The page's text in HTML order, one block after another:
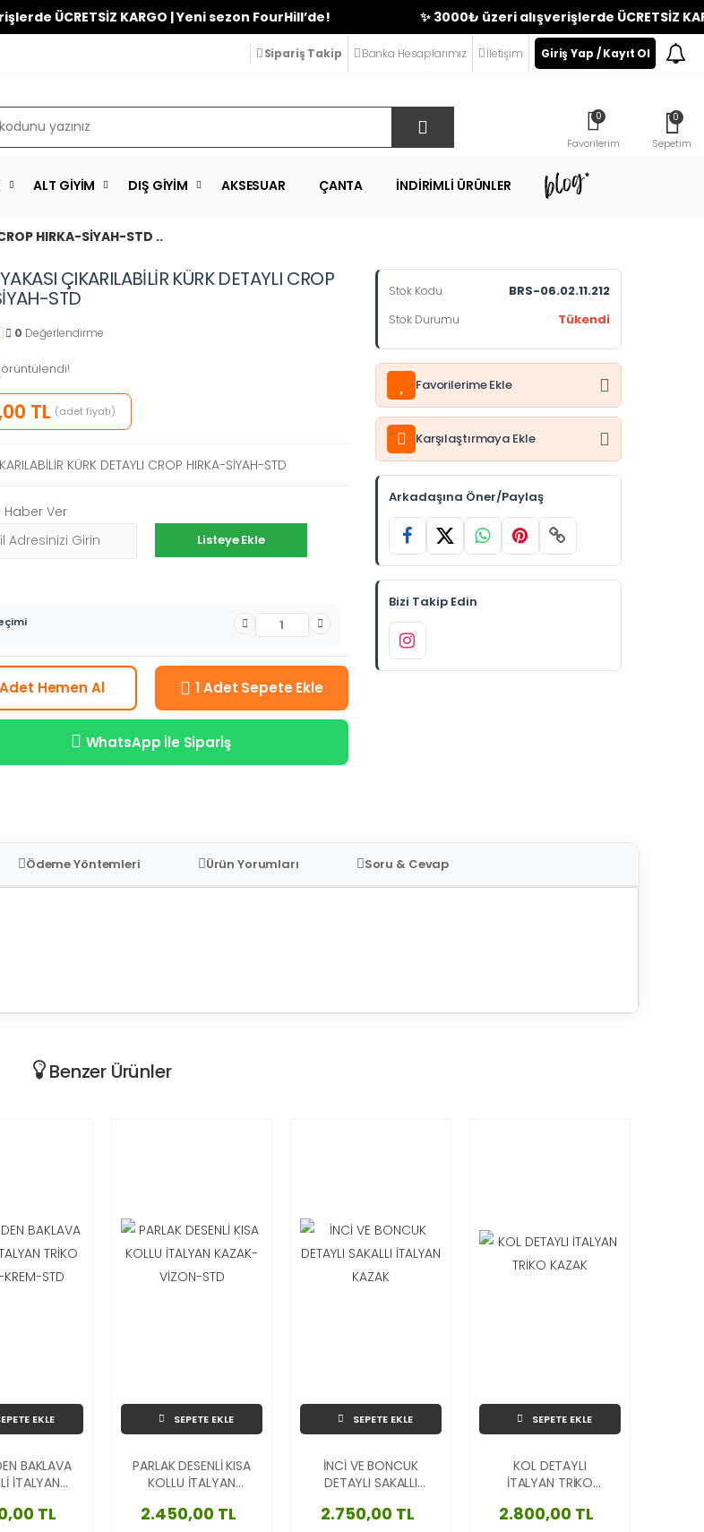
ÜCRETSİZ KARGO | Yeni sezon FourHill’de!
✨ 3000₺ üzeri alışverişlerde ÜCRETSİZ KARGO
Sipariş Takip Banka Hesaplarımız İletişim Giriş Yap / Kayıt Ol
0
Favorilerim
0
Sepetim
ALT GIYIM DIŞ GIYIM AKSESUAR ÇANTA İNDIRIMLI ÜRÜNLER
HIRKA-SİYAH-STD ..
YAKASI ÇIKARILABİLİR KÜRK DETAYLI CROP
STD
0 Değerlendirme
TL (adet fiyatı)
KÜRK DETAYLI CROP HIRKA-SİYAH-STD
Haber Ver
Listeye Ekle
Adet Hemen Al 1 Adet Sepete Ekle
WhatsApp İle Sipariş
Stok Kodu BRS-06.02.11.212
Stok Durumu Tükendi
Favorilerime Ekle
Karşılaştırmaya Ekle
Arkadaşına Öner/Paylaş
Bizi Takip Edin
Ödeme Yöntemleri Ürün Yorumları Soru & Cevap
Benzer Ürünler
EKLE
BAKLAVA
İTALYAN
STD
TL
SEPETE EKLE
PARLAK DESENLİ KISA
KOLLU İTALYAN
2.450,00 TL
SEPETE EKLE
İNCİ VE BONCUK
DETAYLI SAKALLI
2.750,00 TL
SEPETE EKLE
KOL DETAYLI
İTALYAN TRİKO
2.800,00 TL